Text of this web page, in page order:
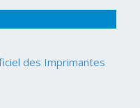
des Imprimantes